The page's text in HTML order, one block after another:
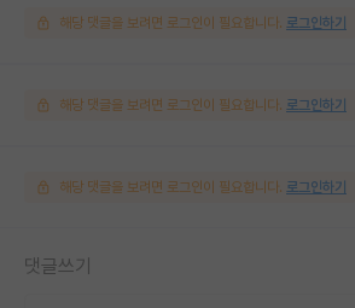
해당 댓글을 보려면 로그인이 필요합니다. 로그인하기
해당 댓글을 보려면 로그인이 필요합니다. 로그인하기
해당 댓글을 보려면 로그인이 필요합니다. 로그인하기
댓글쓰기